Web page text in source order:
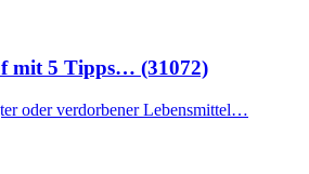
mit 5 Tipps… (31072)
oder verdorbener Lebensmittel…